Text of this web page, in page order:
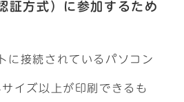
証方式）に参加するため
に接続されているパソコン
イズ以上が印刷できるも